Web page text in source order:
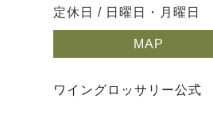
定休日 / 日曜日・月曜日
MAP
ワイングロッサリー公式